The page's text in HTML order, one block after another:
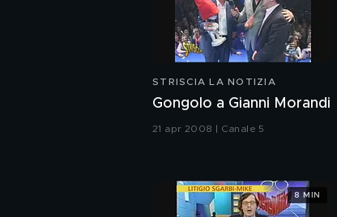
STRISCIA LA NOTIZIA
Gongolo a Gianni Morandi
21 apr 2008 | Canale 5
8 MIN